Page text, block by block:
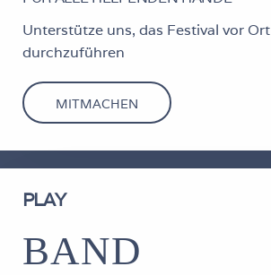
Unterstütze uns, das Festival vor Ort
durchzuführen
MITMACHEN
PLAY
BAND